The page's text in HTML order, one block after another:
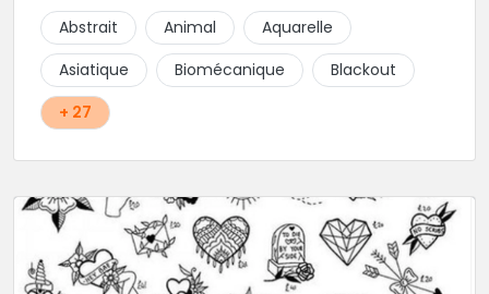
qui a travaillé dans plusieurs boutiques de la ville
avant de rejoindre notre équipe. La boutique
accueille plusieurs artistes tatoueurs en tant que
guests tout au long de l'année afin de proposer
d'autres styles.
Abstrait Animal
Aquarelle
Asiatique
Biomécanique
Blackout
+ 27